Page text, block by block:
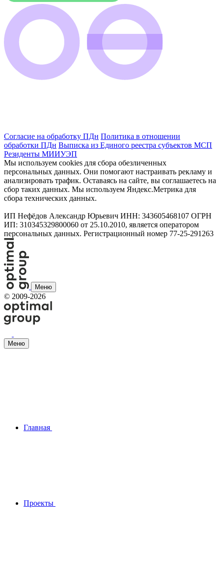
Согласие на обработку ПДн Политика в отношении
обработки ПДн Выписка из Единого реестра субъектов МСП
Резиденты МИИУЭП
Мы используем cookies для сбора обезличенных
персональных данных. Они помогают настраивать рекламу и
анализировать трафик. Оставаясь на сайте, вы соглашаетесь на
сбор таких данных. Мы используем Яндекс.Метрика для
сбора технических данных.
ИП Нефёдов Александр Юрьевич ИНН: 343605468107 ОГРН
ИП: 310345329800060 от 25.10.2010, является оператором
персональных данных. Регистрационный номер 77-25-291263
Меню
© 2009-2026
Меню
Главная
Проекты